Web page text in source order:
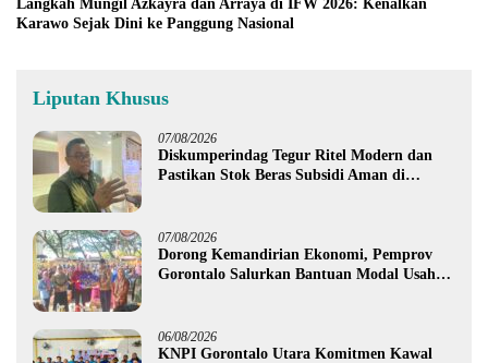
Langkah Mungil Azkayra dan Arraya di IFW 2026: Kenalkan
Karawo Sejak Dini ke Panggung Nasional
Liputan Khusus
07/08/2026
Diskumperindag Tegur Ritel Modern dan
Pastikan Stok Beras Subsidi Aman di
07/08/2026
Dorong Kemandirian Ekonomi, Pemprov
Gorontalo Salurkan Bantuan Modal Usaha
06/08/2026
KNPI Gorontalo Utara Komitmen Kawal